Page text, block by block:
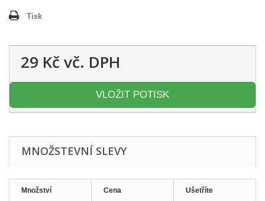
Tisk
29 Kčvč. DPH
VLOŽIT POTISK
MNOŽSTEVNÍ SLEVY
Množství Cena Ušetříte